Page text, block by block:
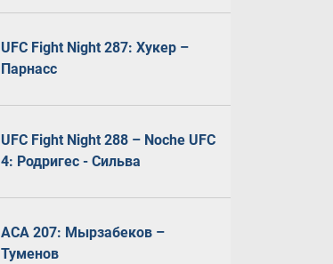
UFC Fight Night 287: Хукер –
Парнасс
UFC Fight Night 288 – Noche UFC
4: Родригес - Сильва
ACA 207: Мырзабеков –
Туменов